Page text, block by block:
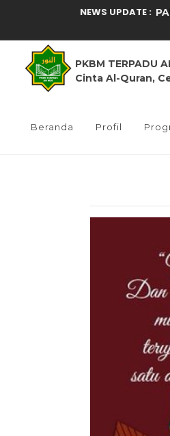
NEWS UPDATE :
PKBM TERPADU
Cinta Al-Quran,
Beranda Profil